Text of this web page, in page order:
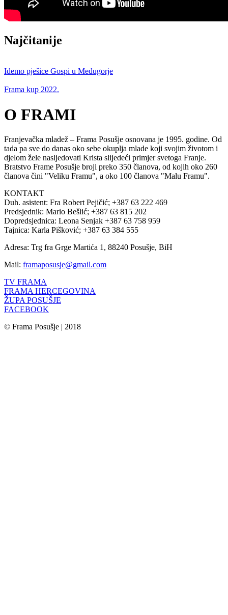
Najčitanije
Idemo pješice Gospi u Međugorje
Frama kup 2022.
O FRAMI
Franjevačka mladež – Frama Posušje osnovana je 1995. godine. Od
tada pa sve do danas oko sebe okuplja mlade koji svojim životom i
djelom žele nasljedovati Krista slijedeći primjer svetoga Franje.
Bratstvo Frame Posušje broji preko 350 članova, od kojih oko 260
članova čini "Veliku Framu", a oko 100 članova "Malu Framu".
KONTAKT
Duh. asistent: Fra Robert Pejičić; +387 63 222 469
Predsjednik: Mario Bešlić; +387 63 815 202
Dopredsjednica: Leona Senjak +387 63 758 959
Tajnica: Karla Pišković; +387 63 384 555
Adresa: Trg fra Grge Martića 1, 88240 Posušje, BiH
Mail: framaposusje@gmail.com
TV FRAMA
FRAMA HERCEGOVINA
ŽUPA POSUŠJE
FACEBOOK
© Frama Posušje | 2018